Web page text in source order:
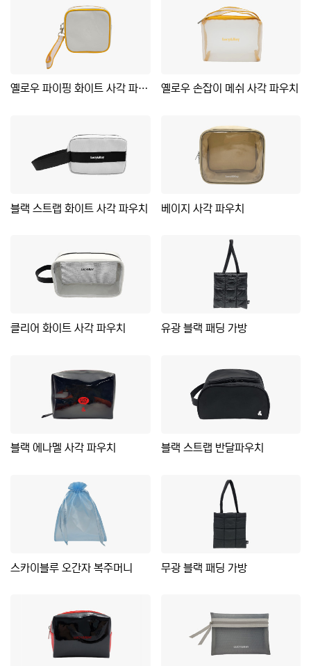
옐로우 파이핑 화이트 사각 파우치 옐로우 손잡이 메쉬 사각 파우치
블랙 스트랩 화이트 사각 파우치 베이지 사각 파우치
클리어 화이트 사각 파우치 유광 블랙 패딩 가방
블랙 에나멜 사각 파우치 블랙 스트랩 반달파우치
스카이블루 오간자 복주머니 무광 블랙 패딩 가방